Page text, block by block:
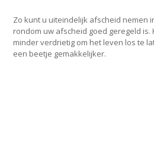
Zo kunt u uiteindelijk afscheid nemen
rondom uw afscheid goed geregeld
minder verdrietig om het leven los te
een beetje gemakkelijker.